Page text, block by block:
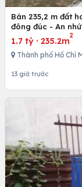
Bán 235,2 m đất
đông đúc - An
1.7 tỷ · 235.2m
2
Thành phố Hồ Chí
13 giờ trước